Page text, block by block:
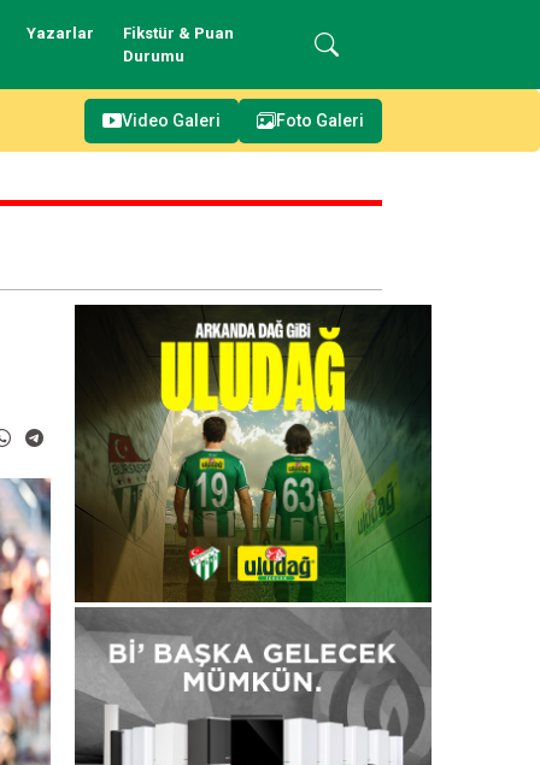
Yazarlar
Fikstür & Puan
Durumu
Video Galeri Foto Galeri